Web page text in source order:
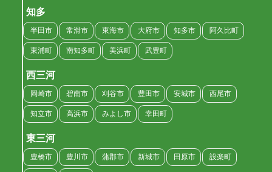
知多
半田市 常滑市 東海市 大府市 知多市 阿久比町
東浦町 南知多町 美浜町 武豊町
西三河
岡崎市 碧南市 刈谷市 豊田市 安城市 西尾市
知立市 高浜市 みよし市 幸田町
東三河
豊橋市 豊川市 蒲郡市 新城市 田原市 設楽町